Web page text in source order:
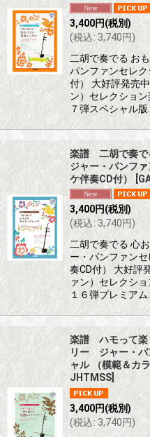
3,400円(税別)
(税込: 3,740円)
二胡で奏でる お
パンファンセレ
付） 大好評発売
ン）セレクショ
７弾スペシャル版…
楽譜 二胡で奏
ジャー・パンフ
ケ伴奏CD付）
[
3,400円(税別)
(税込: 3,740円)
二胡で奏でる 心
ー・パンファン
奏CD付） 大好評
ァン）セレクシ
１６弾プレミアム
楽譜 ハモって楽
リー ジャー・パ
ャル （模範＆カ
JHTMSS]
3,400円(税別)
(税込: 3,740円)